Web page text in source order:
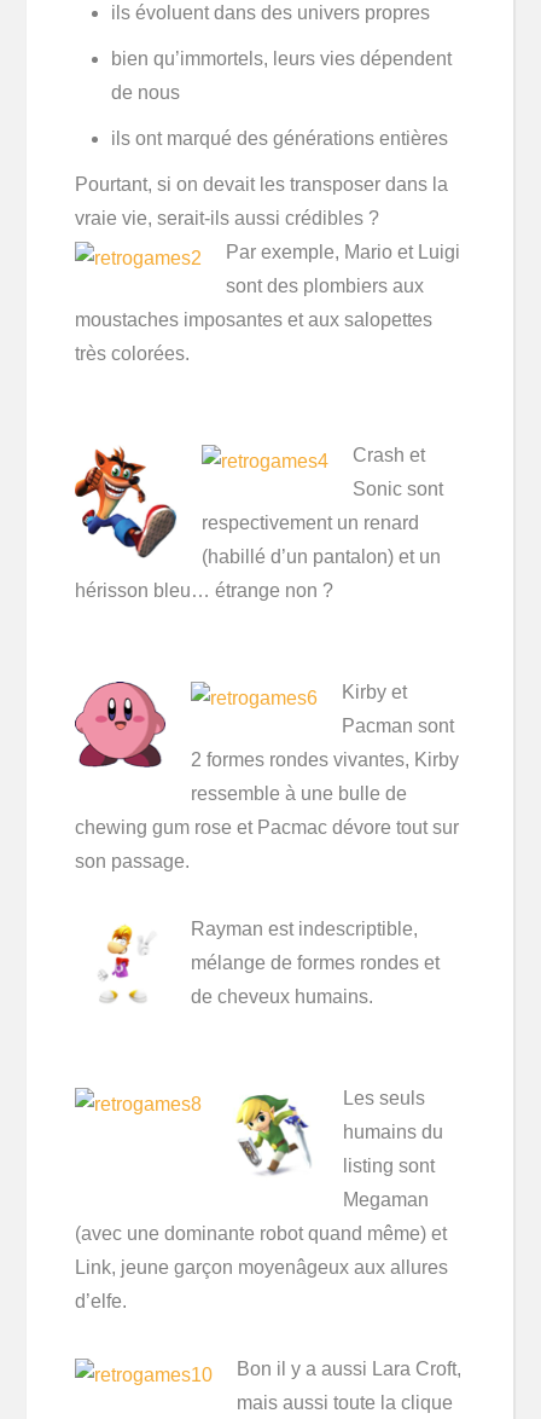
ils évoluent dans des univers propres
bien qu’immortels, leurs vies dépendent
de nous
ils ont marqué des générations entières
Pourtant, si on devait les transposer dans la
vraie vie, serait-ils aussi crédibles ?
Par exemple, Mario et Luigi
sont des plombiers aux
moustaches imposantes et aux salopettes
très colorées.
Crash et
Sonic sont
respectivement un renard
(habillé d’un pantalon) et un
hérisson bleu… étrange non ?
Kirby et
Pacman sont
2 formes rondes vivantes, Kirby
ressemble à une bulle de
chewing gum rose et Pacmac dévore tout sur
son passage.
Rayman est indescriptible,
mélange de formes rondes et
de cheveux humains.
Les seuls
humains du
listing sont
Megaman
(avec une dominante robot quand même) et
Link, jeune garçon moyenâgeux aux allures
d’elfe.
Bon il y a aussi Lara Croft,
mais aussi toute la clique